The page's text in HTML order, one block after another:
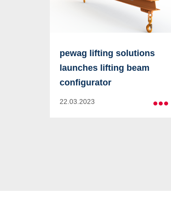
pewag lifting solutions
launches lifting beam
configurator
22.03.2023